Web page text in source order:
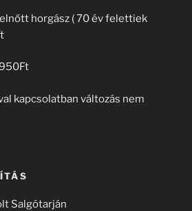
horgász ( 70 év felettiek
kapcsolatban változás nem
Salgótarján